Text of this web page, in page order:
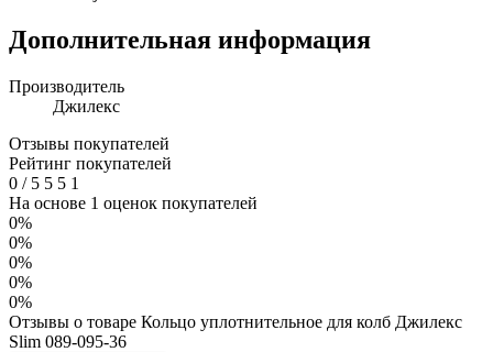
Дополнительная информация
Производитель
Джилекс
Отзывы покупателей
Рейтинг покупателей
0 /5 5 5 1
На основе 1 оценок покупателей
0%
0%
0%
0%
0%
Отзывы о товаре Кольцо уплотнительное для колб Джилекс
Slim 089-095-36